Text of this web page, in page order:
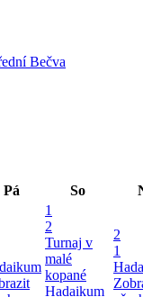
Bečva
Pá So
1
2
Turnaj v
malé
kopané
Hadaikum
2
1